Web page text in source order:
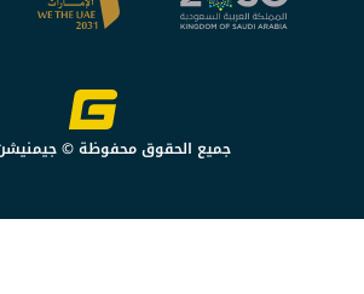
جميع الحقوق محفوظة © جيمنيشن 2026